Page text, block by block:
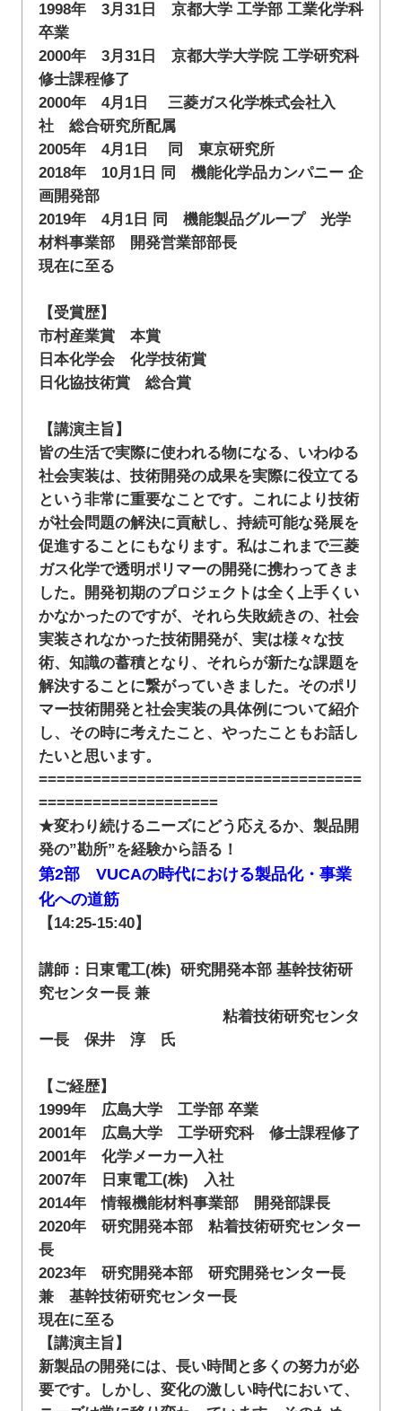
1998年 3月31日 京都大学 工学部 工業化学科
卒業
2000年 3月31日 京都大学大学院 工学研究科
修士課程修了
2000年 4月1日 三菱ガス化学株式会社入
社 総合研究所配属
2005年 4月1日 同 東京研究所
2018年 10月1日 同 機能化学品カンパニー 企
画開発部
2019年 4月1日 同 機能製品グループ 光学
材料事業部 開発営業部部長
現在に至る
【受賞歴】
市村産業賞 本賞
日本化学会 化学技術賞
日化協技術賞 総合賞
【講演主旨】
皆の生活で実際に使われる物になる、いわゆる
社会実装は、技術開発の成果を実際に役立てる
という非常に重要なことです。これにより技術
が社会問題の解決に貢献し、持続可能な発展を
促進することにもなります。私はこれまで三菱
ガス化学で透明ポリマーの開発に携わってきま
した。開発初期のプロジェクトは全く上手くい
かなかったのですが、それら失敗続きの、社会
実装されなかった技術開発が、実は様々な技
術、知識の蓄積となり、それらが新たな課題を
解決することに繋がっていきました。そのポリ
マー技術開発と社会実装の具体例について紹介
し、その時に考えたこと、やったこともお話し
たいと思います。
====================================
====================
★変わり続けるニーズにどう応えるか、製品開
発の”勘所”を経験から語る！
第2部 VUCAの時代における製品化・事業
化への道筋
【14:25-15:40】
講師：日東電工(株) 研究開発本部 基幹技術研
究センター長 兼
粘着技術研究センタ
ー長 保井 淳 氏
【ご経歴】
1999年 広島大学 工学部 卒業
2001年 広島大学 工学研究科 修士課程修了
2001年 化学メーカー入社
2007年 日東電工(株) 入社
2014年 情報機能材料事業部 開発部課長
2020年 研究開発本部 粘着技術研究センター
長
2023年 研究開発本部 研究開発センター長
兼 基幹技術研究センター長
現在に至る
【講演主旨】
新製品の開発には、長い時間と多くの努力が必
要です。しかし、変化の激しい時代において、